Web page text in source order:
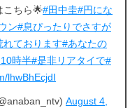
こちら🌟#田中圭#円にな
ン#息ぴったりでさすが
ております#あなたの
時半#是非リアタイで#
lhwBhEcjdI
August 4,